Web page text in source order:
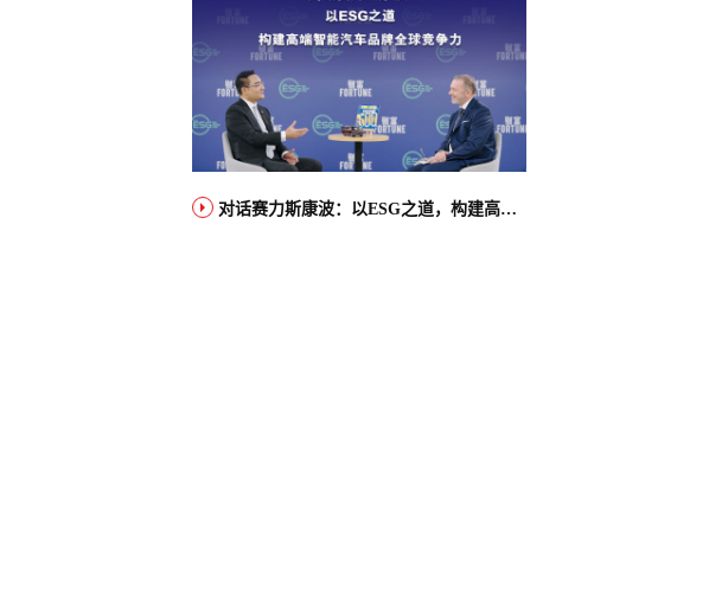
对话赛力斯康波：以ESG之道，构建高端智能汽车品牌全球竞争力